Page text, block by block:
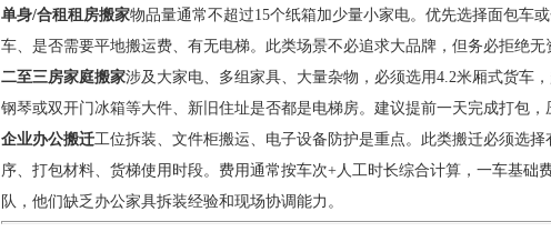
单身/合租租房搬家物品量通常不超过15个纸箱加少量小家电。优先选择面包车
车、是否需要平地搬运费、有无电梯。此类场景不必追求大品牌，但务必拒绝无
二至三房家庭搬家涉及大家电、多组家具、大量杂物，必须选用4.2米厢式货车
钢琴或双开门冰箱等大件、新旧住址是否都是电梯房。建议提前一天完成打包，
企业办公搬迁工位拆装、文件柜搬运、电子设备防护是重点。此类搬迁必须选
序、打包材料、货梯使用时段。费用通常按车次+人工时长综合计算，一车基础
队，他们缺乏办公家具拆装经验和现场协调能力。